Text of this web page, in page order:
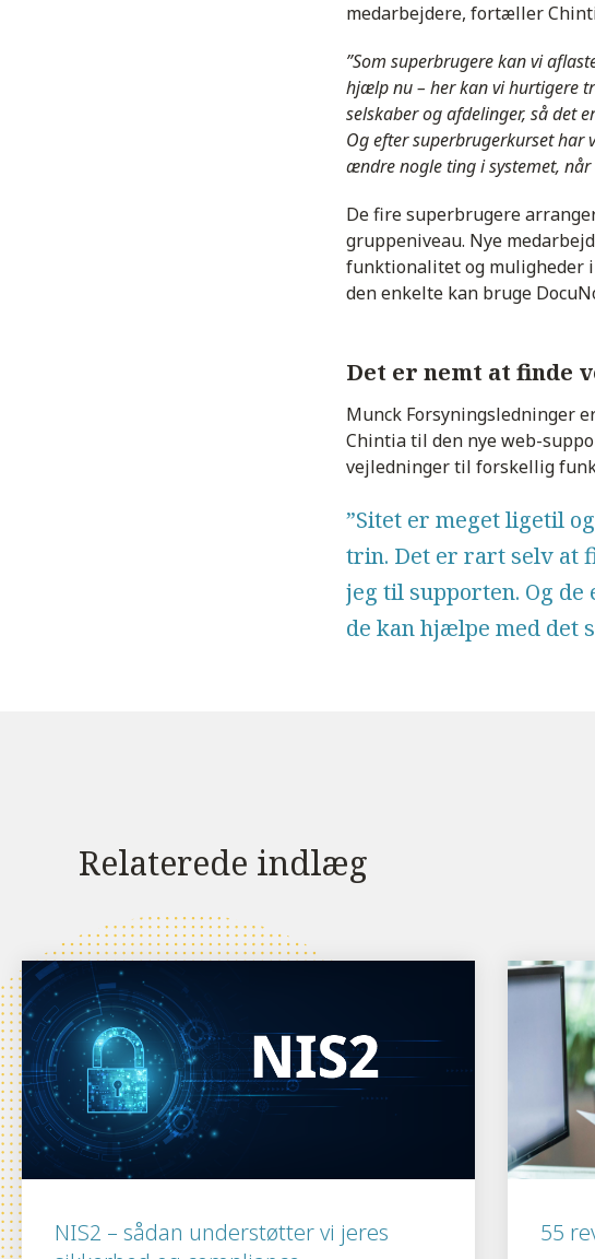
medarbejdere, fortæller
”Som superbrugere kan vi
hjælp nu – her kan vi hurtigere
selskaber og afdelinger, så det
Og efter superbrugerkurset har
ændre nogle ting i systemet, når
De fire superbrugere
gruppeniveau. Nye
funktionalitet og muligheder i
den enkelte kan bruge
Det er nemt at finde
Munck Forsyningsledninger
Chintia til den nye web-
vejledninger til forskellig
”Sitet er meget ligetil
trin. Det er rart selv at
jeg til supporten. Og
de kan hjælpe med det
Relaterede indlæg
NIS2 – sådan understøtter vi jeres
55